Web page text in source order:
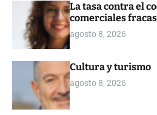
La tasa contra el
comerciales
agosto 8, 2026
Cultura y turismo
agosto 8, 2026